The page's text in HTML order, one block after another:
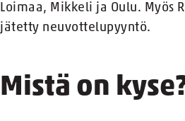
Loimaa, Mikkeli ja Oulu. Myös
jätetty neuvottelupyyntö.
Mistä on